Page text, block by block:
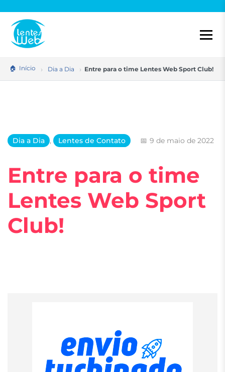
para
conteúdo
Início Dia a Dia Entre para o time Lentes Web Sport Club!
Dia a Dia , Lentes de Contato 9 de maio de 2022
Entre para o time
Lentes Web Sport
Club!